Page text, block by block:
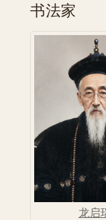
书法家
龙启